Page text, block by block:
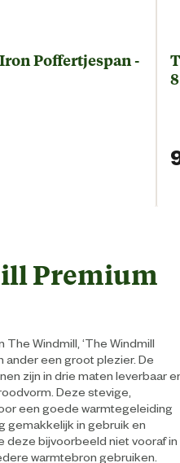
Poffertjespan -
Premium
Windmill, ‘The Windmill
ander een groot plezier. De
zijn in drie maten leverbaar
Deze stevige,
een goede warmtegeleiding
gemakkelijk in gebruik en
deze bijvoorbeeld niet vooraf in
warmtebron gebruiken.